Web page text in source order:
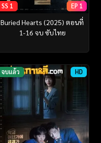
SS 1 EP 1
Buried Hearts (2025) ตอนที่
1-16 จบ ซับไทย
จบแล้ว HD